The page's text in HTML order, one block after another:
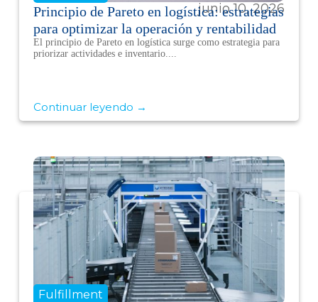
junio 10, 2026
Principio de Pareto en logística: estrategias
para optimizar la operación y rentabilidad
El principio de Pareto en logística surge como estrategia para
priorizar actividades e inventario....
Continuar leyendo →
Fulfillment